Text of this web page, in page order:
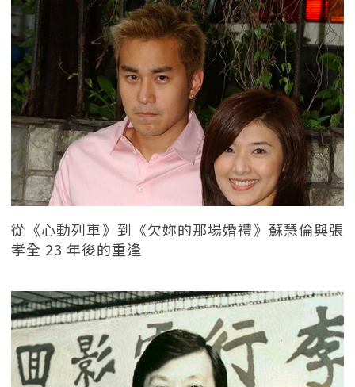
從《心動列車》到《欠妳的那場婚禮》蘇慧倫與張
孝全 23 年後的重逢